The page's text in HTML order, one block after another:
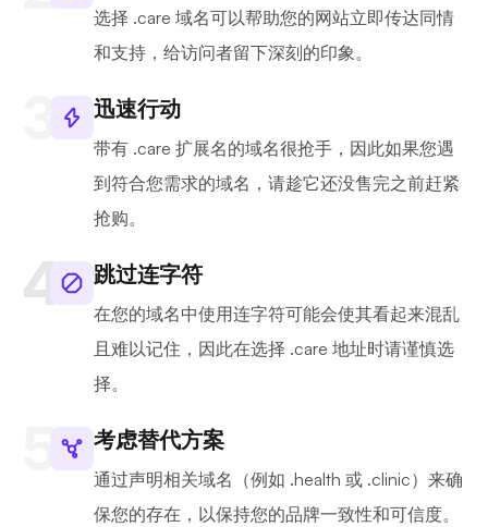
选择 .care 域名可以帮助您的网站立即传达同情
和支持，给访问者留下深刻的印象。
迅速行动
带有 .care 扩展名的域名很抢手，因此如果您遇
到符合您需求的域名，请趁它还没售完之前赶紧
抢购。
跳过连字符
在您的域名中使用连字符可能会使其看起来混乱
且难以记住，因此在选择 .care 地址时请谨慎选
择。
考虑替代方案
通过声明相关域名（例如 .health 或 .clinic）来确
保您的存在，以保持您的品牌一致性和可信度。